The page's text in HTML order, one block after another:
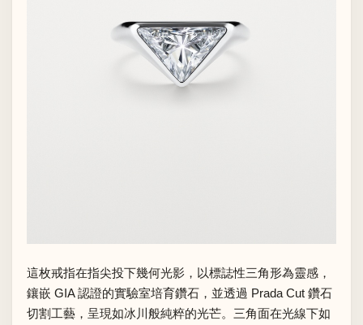
這枚戒指在指尖投下幾何光影，以標誌性三角形為靈感，
鑲嵌 GIA 認證的實驗室培育鑽石，並透過 Prada Cut 鑽石
切割工藝，呈現如冰川般純粹的光芒。三角面在光線下如